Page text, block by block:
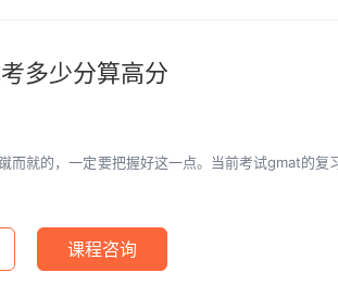
多少分算高分
而就的，一定要把握好这一点。当前考试gmat的
课程咨询